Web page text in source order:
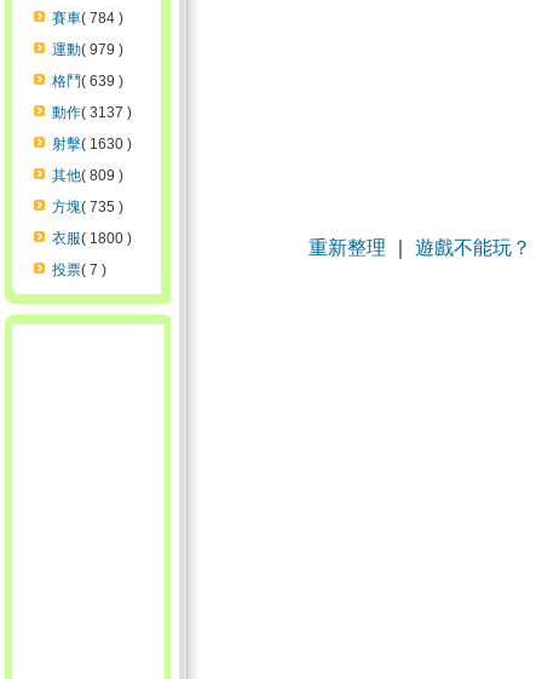
賽車( 784 )
運動( 979 )
格鬥( 639 )
動作( 3137 )
射擊( 1630 )
其他( 809 )
方塊( 735 )
衣服( 1800 )
投票( 7 )
重新整理 遊戲不能玩？